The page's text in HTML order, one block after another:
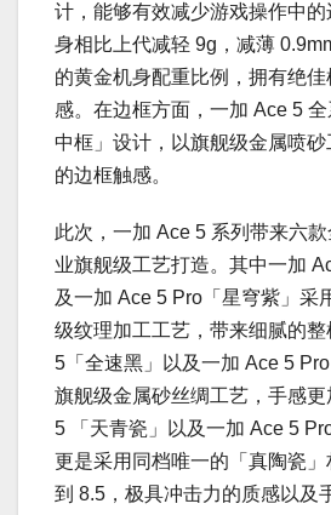
计，能够有效减少游戏操作中
身相比上代减轻 9g，减薄
的黄金机身配重比例，拥有绝
感。在边框方面，一加 Ace 5
中框」设计，以旗舰级金属喷
的边框触感。
此次，一加 Ace 5 系列带来六
业旗舰级工艺打造。其中一加
及一加 Ace 5 Pro「星穹紫」采
级纹理加工工艺，带来细腻的
5「全速黑」以及一加 Ace 5
旗舰级金属砂丝绸工艺，手感
5 「天青瓷」以及一加 Ace 5
更是采用同档唯一的「真陶瓷
到 8.5，极具冲击力的质感以及